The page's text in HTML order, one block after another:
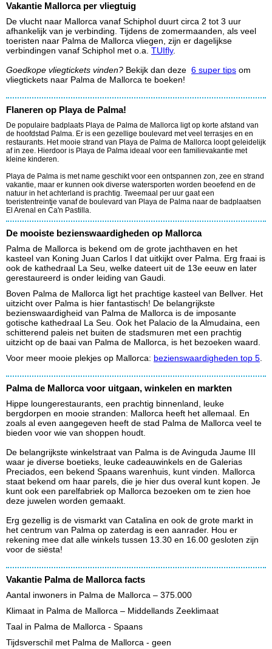
Vakantie Mallorca per vliegtuig
De vlucht naar Mallorca vanaf Schiphol duurt circa 2 tot 3 uur
afhankelijk van je verbinding. Tijdens de zomermaanden, als veel
toeristen naar Palma de Mallorca vliegen, zijn er dagelijkse
verbindingen vanaf Schiphol met o.a. TUIfly.
Goedkope vliegtickets vinden? Bekijk dan deze 6 super tips om
vliegtickets naar Palma de Mallorca te boeken!
Flaneren op Playa de Palma!
De populaire badplaats Playa de Palma de Mallorca ligt op korte afstand van
de hoofdstad Palma. Er is een gezellige boulevard met veel terrasjes en en
restaurants. Het mooie strand van Playa de Palma de Mallorca loopt geleidelijk
af in zee. Hierdoor is Playa de Palma ideaal voor een familievakantie met
kleine kinderen.
Playa de Palma is met name geschikt voor een ontspannen zon, zee en strand
vakantie, maar er kunnen ook diverse watersporten worden beoefend en de
natuur in het achterland is prachtig. Tweemaal per uur gaat een
toeristentreintje vanaf de boulevard van Playa de Palma naar de badplaatsen
El Arenal en Ca'n Pastilla.
De mooiste bezienswaardigheden op Mallorca
Palma de Mallorca is bekend om de grote jachthaven en het
kasteel van Koning Juan Carlos I dat uitkijkt over Palma. Erg fraai is
ook de kathedraal La Seu, welke dateert uit de 13e eeuw en later
gerestaureerd is onder leiding van Gaudi.
Boven Palma de Mallorca ligt het prachtige kasteel van Bellver. Het
uitzicht over Palma is hier fantastisch! De belangrijkste
bezienswaardigheid van Palma de Mallorca is de imposante
gotische kathedraal La Seu. Ook het Palacio de la Almudaina, een
schitterend paleis net buiten de stadsmuren met een prachtig
uitzicht op de baai van Palma de Mallorca, is het bezoeken waard.
Voor meer mooie plekjes op Mallorca: bezienswaardigheden top 5.
Palma de Mallorca voor uitgaan, winkelen en markten
Hippe loungerestaurants, een prachtig binnenland, leuke
bergdorpen en mooie stranden: Mallorca heeft het allemaal. En
zoals al even aangegeven heeft de stad Palma de Mallorca veel te
bieden voor wie van shoppen houdt.
De belangrijkste winkelstraat van Palma is de Avinguda Jaume III
waar je diverse boetieks, leuke cadeauwinkels en de Galerias
Preciados, een bekend Spaans warenhuis, kunt vinden. Mallorca
staat bekend om haar parels, die je hier dus overal kunt kopen. Je
kunt ook een parelfabriek op Mallorca bezoeken om te zien hoe
deze juwelen worden gemaakt.
Erg gezellig is de vismarkt van Catalina en ook de grote markt in
het centrum van Palma op zaterdag is een aanrader. Hou er
rekening mee dat alle winkels tussen 13.30 en 16.00 gesloten zijn
voor de siësta!
Vakantie Palma de Mallorca facts
Aantal inwoners in Palma de Mallorca – 375.000
Klimaat in Palma de Mallorca – Middellands Zeeklimaat
Taal in Palma de Mallorca - Spaans
Tijdsverschil met Palma de Mallorca - geen